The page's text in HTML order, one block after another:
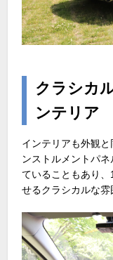
クラシカ
ンテリア
インテリアも外観
ンストルメントパ
ていることもあり
せるクラシカルな雰